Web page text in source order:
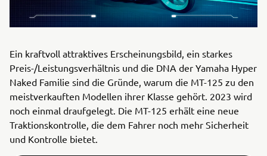
Ein kraftvoll attraktives Erscheinungsbild, ein starkes
Preis-/Leistungsverhältnis und die DNA der Yamaha Hyper
Naked Familie sind die Gründe, warum die MT-125 zu den
meistverkauften Modellen ihrer Klasse gehört. 2023 wird
noch einmal draufgelegt. Die MT-125 erhält eine neue
Traktionskontrolle, die dem Fahrer noch mehr Sicherheit
und Kontrolle bietet.